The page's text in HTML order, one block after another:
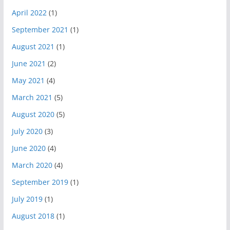
April 2022(1)
September 2021 (1)
August 2021 (1)
June 2021 (2)
May 2021 (4)
March 2021 (5)
August 2020(5)
July 2020(3)
June 2020(4)
March 2020(4)
September 2019(1)
July 2019(1)
August 2018(1)